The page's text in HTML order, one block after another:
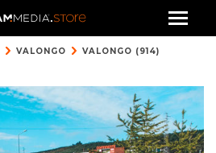
VALONGO VALONGO (914)